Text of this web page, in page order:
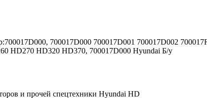
700017D000 700017D001 700017D002
HD270 HD320 HD370, 700017D000 Hyundai Б/у
и прочей спецтехники Hyundai HD